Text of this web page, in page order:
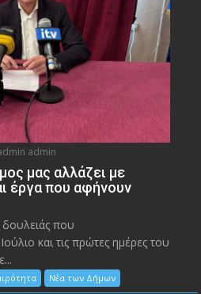
admin
μας αλλάζει με
έργα που αφήνουν
δουλειάς που
και τις πρώτες ημέρες του
Νέα των Δήμων